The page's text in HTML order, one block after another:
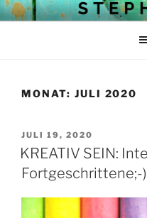
Zum
InhaltSTEPH
Struktur mit Herz
MONAT: JULI 2020
VERÖFFENTLICHT
AM
JULI 19, 2020
KREATIV SEIN:
Fortgeschrittene;-)